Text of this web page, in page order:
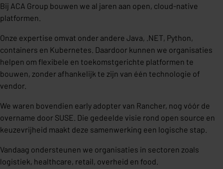
Bij ACA Group bouwen we al jaren aan open, cloud-native
platformen.
Onze expertise omvat onder andere Java, .NET, Python,
containers en Kubernetes. Daardoor kunnen we organisaties
helpen om flexibele en toekomstgerichte platformen te
bouwen, zonder afhankelijk te zijn van één technologie of
vendor.
We waren bovendien early adopter van Rancher, nog vóór de
overname door SUSE. Die gedeelde visie rond open source en
keuzevrijheid maakt deze samenwerking een logische stap.
Vandaag ondersteunen we organisaties in sectoren zoals
logistiek, healthcare, retail, overheid en food.